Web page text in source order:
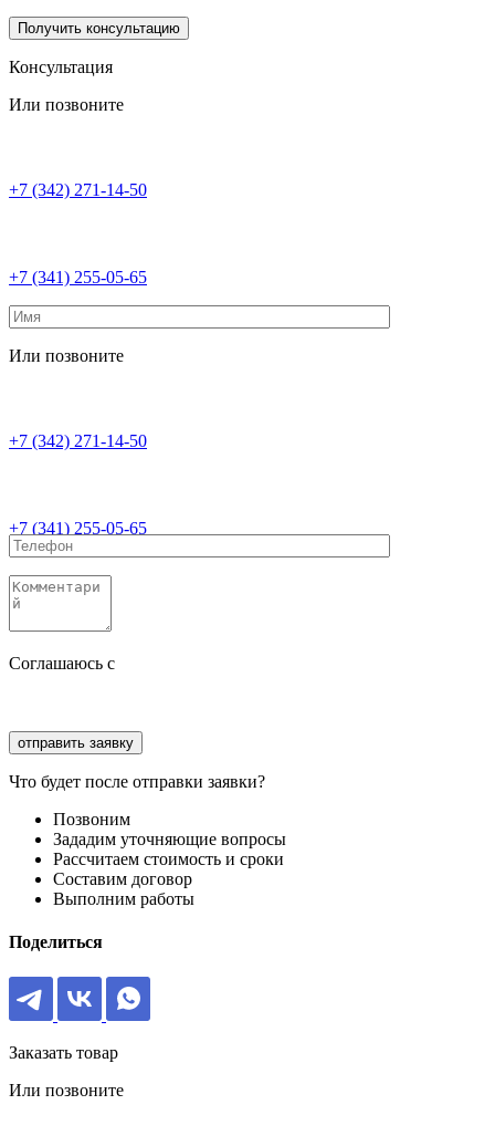
Получить консультацию
Консультация
Или позвоните
+7 (342) 271-14-50
+7 (341) 255-05-65
Или позвоните
+7 (342) 271-14-50
+7 (341) 255-05-65
Соглашаюсь с
Что будет после отправки заявки?
Позвоним
Зададим уточняющие вопросы
Рассчитаем стоимость и сроки
Составим договор
Выполним работы
Поделиться
Заказать товар
Или позвоните